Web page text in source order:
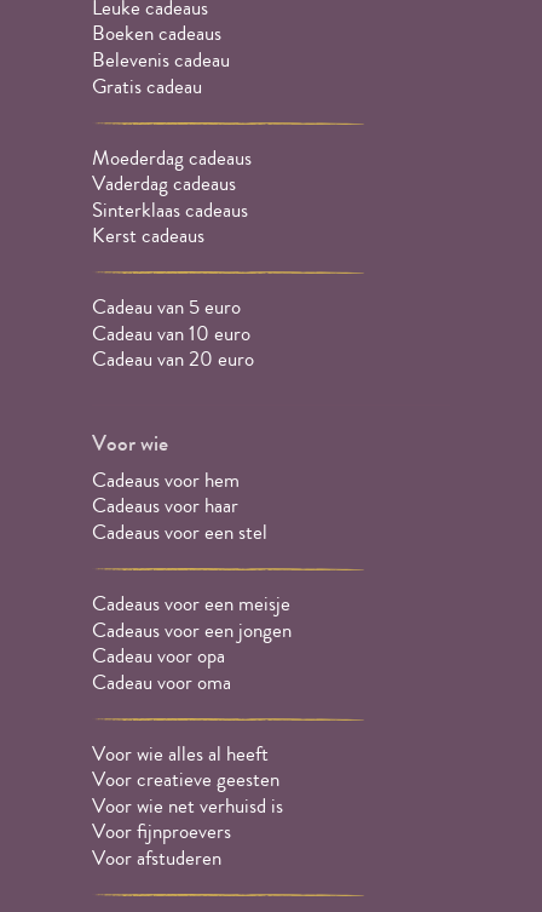
Leuke cadeaus
Boeken cadeaus
Belevenis cadeau
Gratis cadeau
Moederdag cadeaus
Vaderdag cadeaus
Sinterklaas cadeaus
Kerst cadeaus
Cadeau van 5 euro
Cadeau van 10 euro
Cadeau van 20 euro
Voor wie
Cadeaus voor hem
Cadeaus voor haar
Cadeaus voor een stel
Cadeaus voor een meisje
Cadeaus voor een jongen
Cadeau voor opa
Cadeau voor oma
Voor wie alles al heeft
Voor creatieve geesten
Voor wie net verhuisd is
Voor fijnproevers
Voor afstuderen